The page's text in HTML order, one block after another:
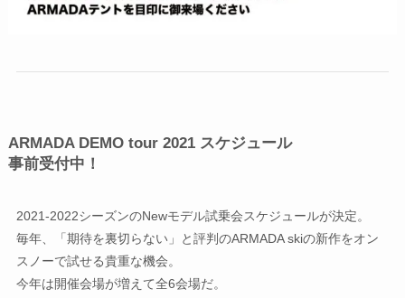
ARMADA DEMO tour 2021 スケジュール
事前受付中！
2021-2022シーズンのNewモデル試乗会スケジュールが決定。
毎年、「期待を裏切らない」と評判のARMADA skiの新作をオン
スノーで試せる貴重な機会。
今年は開催会場が増えて全6会場だ。